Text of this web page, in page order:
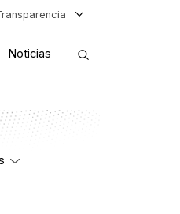
Noticias